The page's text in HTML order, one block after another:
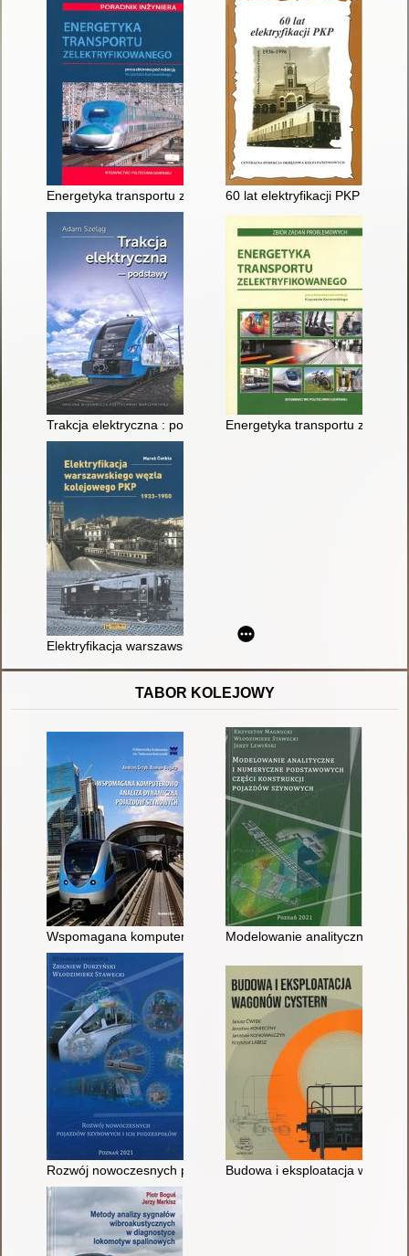
Energetyka transportu zelektryfikowanego : poradnik inżyniera
60 lat elektryfikacji PKP : praca
Trakcja elektryczna : podstawy Energetyka transportu
Elektryfikacja warszawskiego węzła kolejowego PKP 1933-
TABOR KOLEJOWY
Wspomagana komputerowo analiza dynamiczna pojazdów
Modelowanie analityczne i
Rozwój nowoczesnych pojazdów szynowych i ich podzespołów
Budowa i eksploatacja